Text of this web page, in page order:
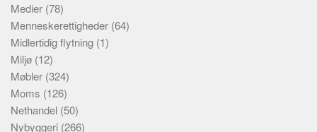
Medier (78)
Menneskerettigheder (64)
Midlertidig flytning (1)
Miljø (12)
Møbler (324)
Moms (126)
Nethandel (50)
Nybyggeri (266)